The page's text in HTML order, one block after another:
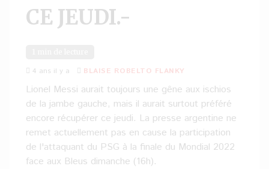
CE JEUDI.-
4 ans il y a BLAISE ROBELTO FLANKY
Lionel Messi aurait toujours une gêne aux ischios
de la jambe gauche, mais il aurait surtout préféré
encore récupérer ce jeudi. La presse argentine ne
remet actuellement pas en cause la participation
de l'attaquant du PSG à la finale du Mondial 2022
face aux Bleus dimanche (16h).